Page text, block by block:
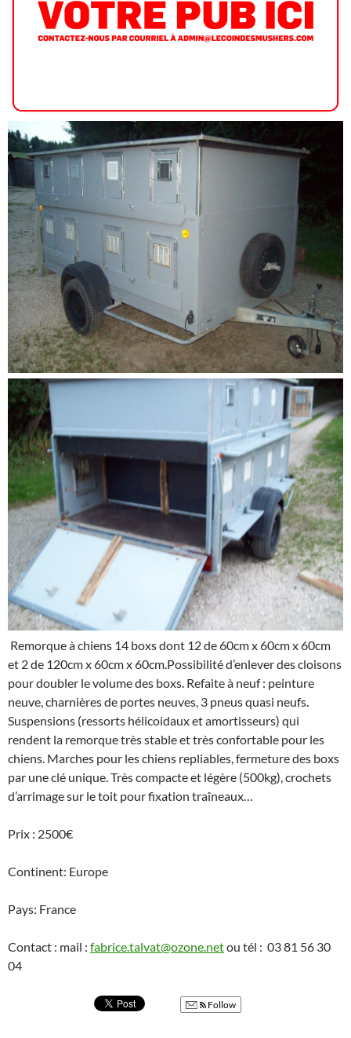
Remorque à chiens 14 boxs dont 12 de 60cm x 60cm x 60cm
et 2 de 120cm x 60cm x 60cm.Possibilité d’enlever des cloisons
pour doubler le volume des boxs. Refaite à neuf : peinture
neuve, charnières de portes neuves, 3 pneus quasi neufs.
Suspensions (ressorts hélicoidaux et amortisseurs) qui
rendent la remorque très stable et très confortable pour les
chiens. Marches pour les chiens repliables, fermeture des boxs
par une clé unique. Très compacte et légère (500kg), crochets
d’arrimage sur le toit pour fixation traîneaux…
Prix : 2500€
Continent: Europe
Pays: France
Contact : mail : fabrice.talvat@ozone.netou tél : 03 81 56 30
04
Follow